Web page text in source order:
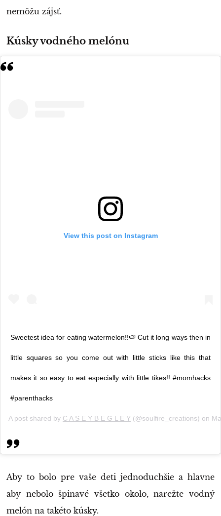
nemôžu zájsť.
Kúsky vodného melónu
View this post on Instagram
Sweetest idea for eating watermelon!!🍉 Cut it long ways then in
little squares so you come out with little sticks like this that
makes it so easy to eat especially with little tikes!! #momhacks
#parenthacks
A post shared by C A S E Y B E G L E Y (@soulfire_creations) on
Aby to bolo pre vaše deti jednoduchšie a hlavne
aby nebolo špinavé všetko okolo, narežte vodný
melón na takéto kúsky.